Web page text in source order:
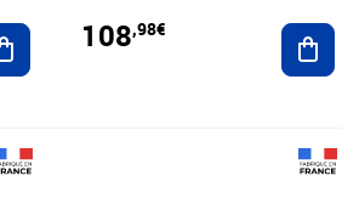
Ajouter au panier
108,98€